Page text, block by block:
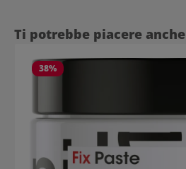
Salta la galleria dei prodotti
Ti potrebbe piacere anche
38%